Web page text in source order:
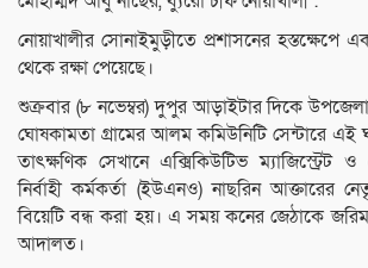
নোয়াখালীর সোনাইমুড়ীতে প্রশাসনের হস্তক্ষেপে
থেকে রক্ষা পেয়েছে।
শুক্রবার (৮ নভেম্বর) দুপুর আড়াইটার দিকে
ঘোষকামতা গ্রামের আলম কমিউনিটি সেন্টারে এই
তাৎক্ষণিক সেখানে এক্সিকিউটিভ ম্যাজিস্ট্রেট
নির্বাহী কর্মকর্তা (ইউএনও) নাছরিন আক্তারের
বিয়েটি বন্ধ করা হয়। এ সময় কনের জেঠাকে
আদালত।